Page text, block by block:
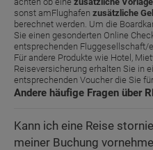
sonst amFlughafen zusätzliche
berechnet werden. Um die
Sie einen gesonderten Online
entsprechenden Fluggesellschaft/
Für andere Produkte wie Hotel,
Reiseversicherung erhalten Sie in
entsprechenden Voucher die Sie
Andere häufige Fragen über
Kann ich eine Reise
meiner Buchung